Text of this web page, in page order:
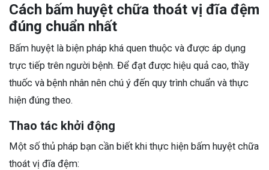
Cách bấm huyệt chữa thoát vị đĩa đệm
đúng chuẩn nhất
Bấm huyệt là biện pháp khá quen thuộc và được áp dụng
trực tiếp trên người bệnh. Để đạt được hiệu quả cao, thầy
thuốc và bệnh nhân nên chú ý đến quy trình chuẩn và thực
hiện đúng theo.
Thao tác khởi động
Một số thủ pháp bạn cần biết khi thực hiện bấm huyệt chữa
thoát vị đĩa đệm: